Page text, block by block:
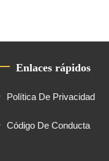
Enlaces rápidos
Política De Privacidad
Código De Conducta